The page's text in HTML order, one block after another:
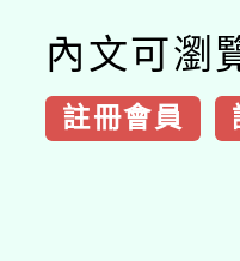
內文可瀏
註冊會員